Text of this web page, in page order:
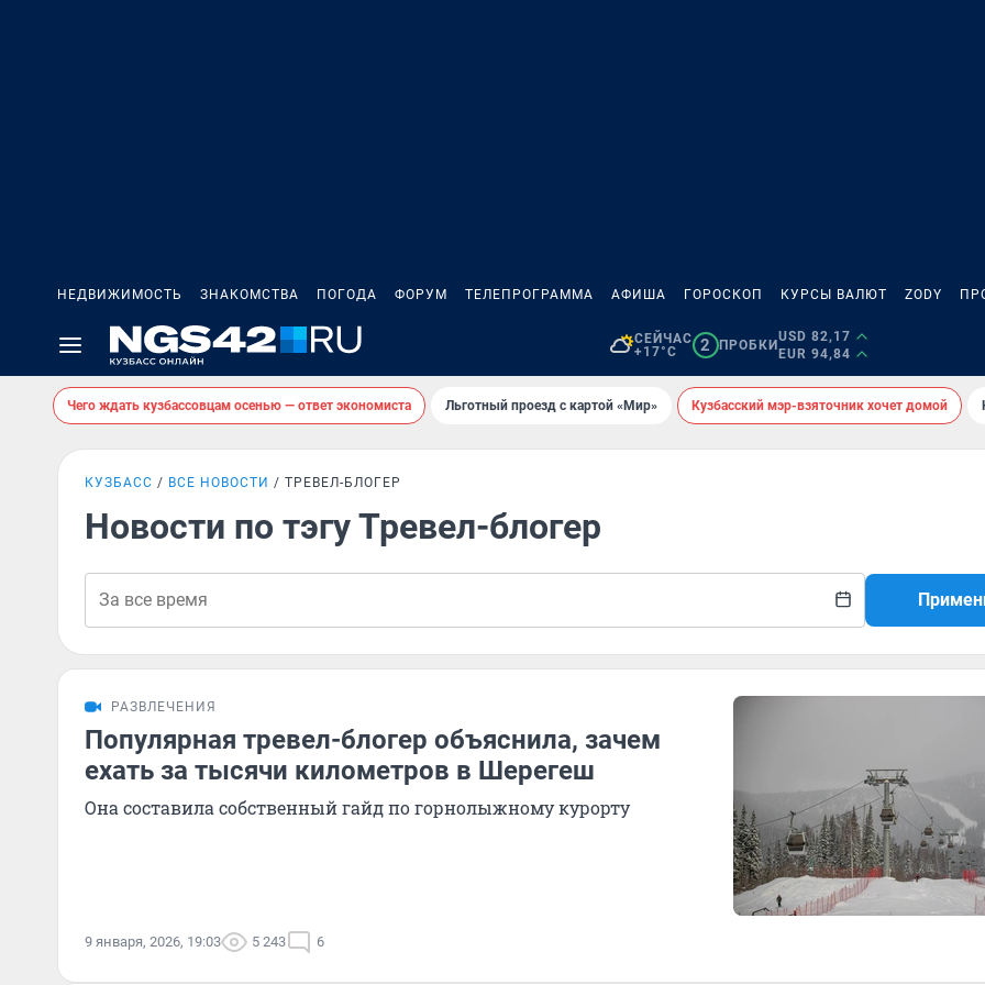
НЕДВИЖИМОСТЬ ЗНАКОМСТВА ПОГОДА ФОРУМ ТЕЛЕПРОГРАММА АФИША ГОРОСКОП КУРСЫ ВАЛЮТ ZODY
СЕЙЧАС
+17°C
2 ПРОБКИ
USD 82,17
EUR 94,84
Чего ждать кузбассовцам осенью — ответ экономиста Льготный проезд с картой «Мир» Кузбасский мэр-взяточник хочет домой
КУЗБАСС ВСЕ НОВОСТИ ТРЕВЕЛ-БЛОГЕР
Новости по тэгу Тревел-блогер
РАЗВЛЕЧЕНИЯ
Популярная тревел-блогер объяснила, зачем
ехать за тысячи километров в Шерегеш
Она составила собственный гайд по горнолыжному курорту
9 января, 2026, 19:03 5 243 6